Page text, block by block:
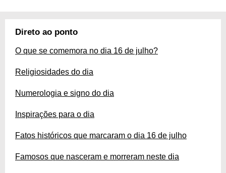
dia 16 de julho, para saber tudo sobre essa data!
Direto ao ponto
O que se comemora no dia 16 de julho?
Religiosidades do dia
Numerologia e signo do dia
Inspirações para o dia
Fatos históricos que marcaram o dia 16 de julho
Famosos que nasceram e morreram neste dia